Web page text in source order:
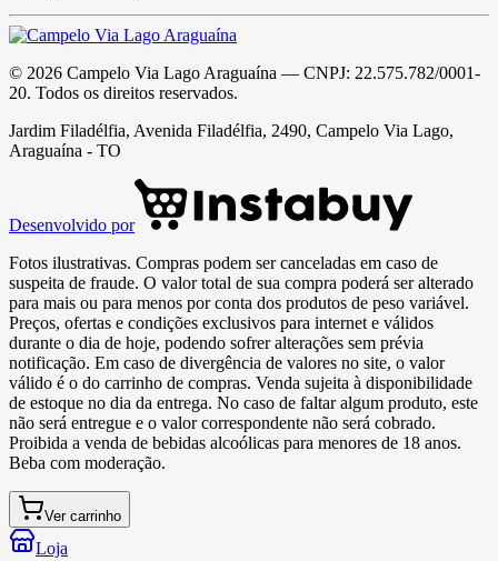
© 2026 Campelo Via Lago Araguaína — CNPJ: 22.575.782/0001-
20. Todos os direitos reservados.
Jardim Filadélfia, Avenida Filadélfia, 2490, Campelo Via Lago,
Araguaína - TO
Desenvolvido por
Fotos ilustrativas. Compras podem ser canceladas em caso de
suspeita de fraude. O valor total de sua compra poderá ser alterado
para mais ou para menos por conta dos produtos de peso variável.
Preços, ofertas e condições exclusivos para internet e válidos
durante o dia de hoje, podendo sofrer alterações sem prévia
notificação. Em caso de divergência de valores no site, o valor
válido é o do carrinho de compras. Venda sujeita à disponibilidade
de estoque no dia da entrega. No caso de faltar algum produto, este
não será entregue e o valor correspondente não será cobrado.
Proibida a venda de bebidas alcoólicas para menores de 18 anos.
Beba com moderação.
Ver carrinho
Loja